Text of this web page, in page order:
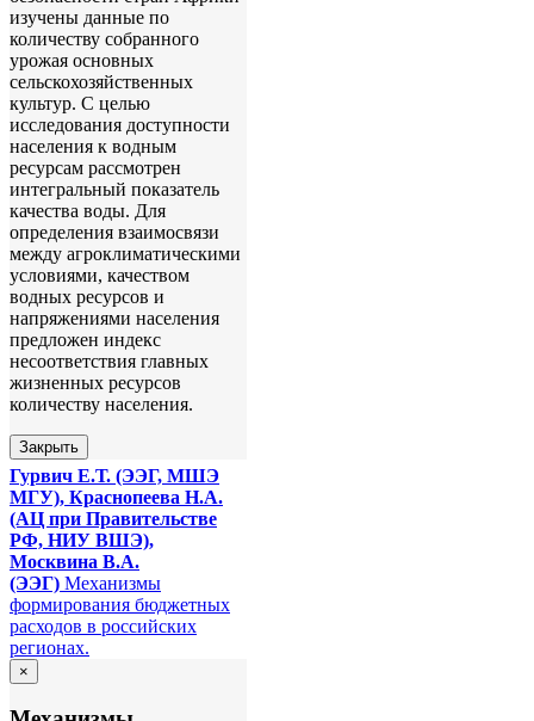
изучены данные по
количеству собранного
урожая основных
сельскохозяйственных
культур. С целью
исследования доступности
населения к водным
ресурсам рассмотрен
интегральный показатель
качества воды. Для
определения взаимосвязи
между агроклиматическими
условиями, качеством
водных ресурсов и
напряжениями населения
предложен индекс
несоответствия главных
жизненных ресурсов
количеству населения.
Закрыть
Гурвич Е.Т. (ЭЭГ, МШЭ
МГУ), Краснопеева Н.А.
(АЦ при Правительстве
РФ, НИУ ВШЭ),
Москвина В.А.
(ЭЭГ) Механизмы
формирования бюджетных
расходов в российских
регионах.
×